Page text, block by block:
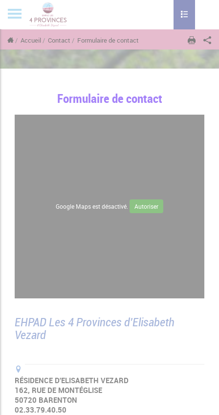
Toggle
Accueil Contact Formulaire de contact
Formulaire de contact
Google Maps est désactivé. Autoriser
EHPAD Les 4 Provinces d'Elisabeth
Vezard
RÉSIDENCE D'ELISABETH VEZARD
162, RUE DE MONTÉGLISE
50720 BARENTON
02.33.79.40.50